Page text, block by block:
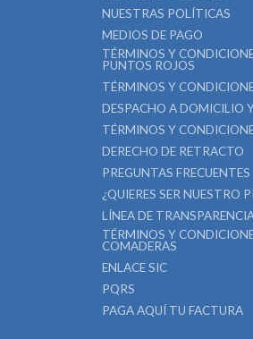
NUESTRAS POLÍTICAS
MEDIOS DE PAGO
TÉRMINOS Y
PUNTOS ROJOS
TÉRMINOS Y
DESPACHO A DOMICILIO
TÉRMINOS Y
DERECHO DE RETRACTO
PREGUNTAS FRECUENTES
¿QUIERES SER NUESTRO
LÍNEA DE
TÉRMINOS Y
COMADERAS
ENLACE SIC
PQRS
PAGA AQUÍ TU FACTURA